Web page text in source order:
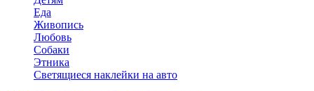
Еда
Живопись
Любовь
Собаки
Этника
Светящиеся наклейки на авто